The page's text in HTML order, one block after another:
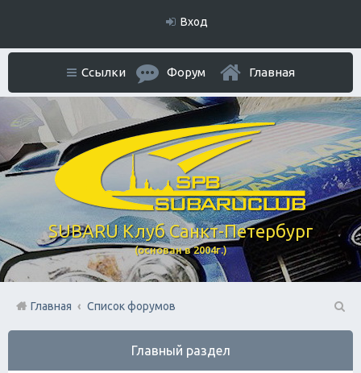
Вход
SUBARU Клуб Санкт-Петербург
(основан в 2004г.)
Ссылки Форум Главная
Главная
Список форумов
П
Главный раздел